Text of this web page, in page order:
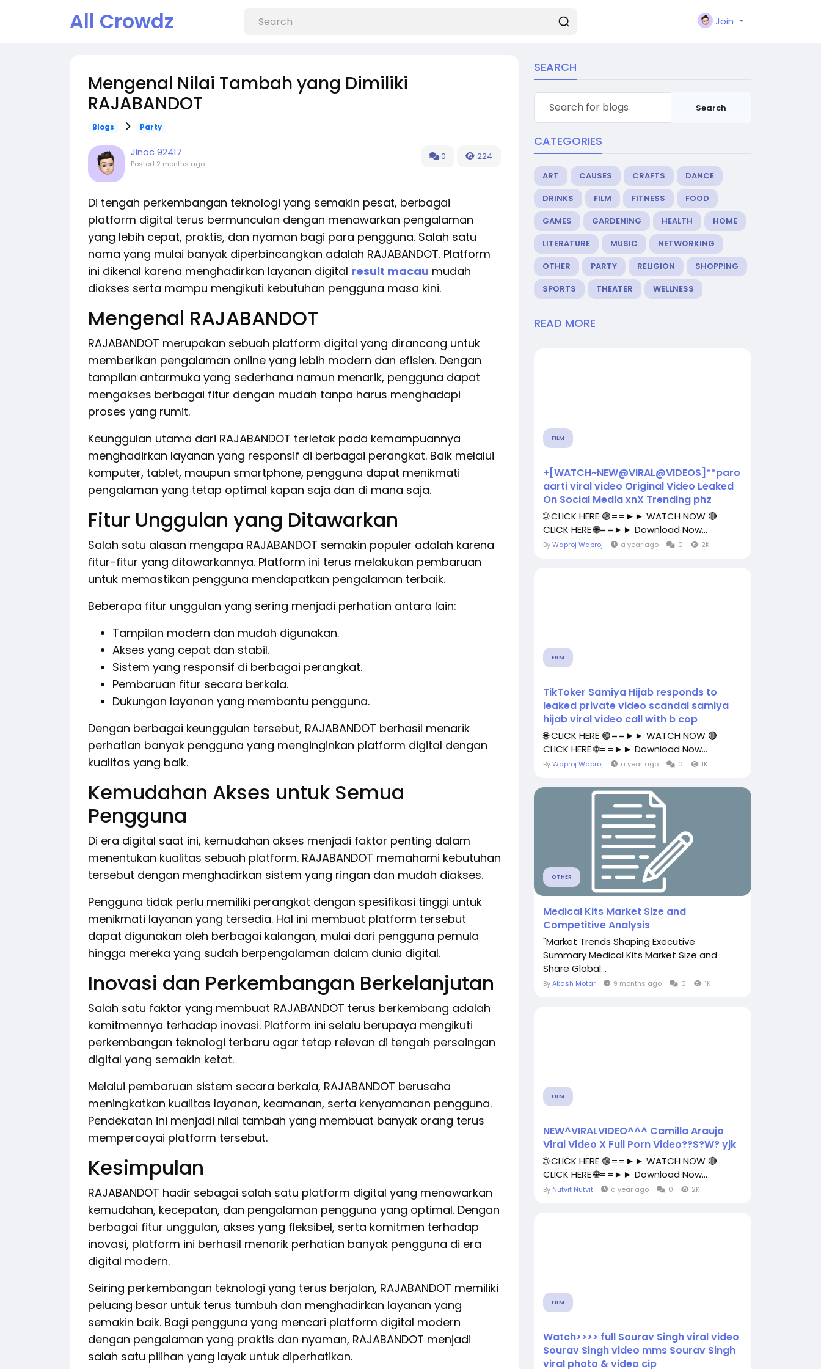
All Crowdz Join
Mengenal Nilai Tambah yang Dimiliki
RAJABANDOT
Blogs Party
Jinoc 92417
Posted 2 months ago
0 224
Di tengah perkembangan teknologi yang semakin pesat, berbagai
platform digital terus bermunculan dengan menawarkan pengalaman
yang lebih cepat, praktis, dan nyaman bagi para pengguna. Salah satu
nama yang mulai banyak diperbincangkan adalah RAJABANDOT. Platform
ini dikenal karena menghadirkan layanan digital result macau mudah
diakses serta mampu mengikuti kebutuhan pengguna masa kini.
Mengenal RAJABANDOT
RAJABANDOT merupakan sebuah platform digital yang dirancang untuk
memberikan pengalaman online yang lebih modern dan efisien. Dengan
tampilan antarmuka yang sederhana namun menarik, pengguna dapat
mengakses berbagai fitur dengan mudah tanpa harus menghadapi
proses yang rumit.
Keunggulan utama dari RAJABANDOT terletak pada kemampuannya
menghadirkan layanan yang responsif di berbagai perangkat. Baik melalui
komputer, tablet, maupun smartphone, pengguna dapat menikmati
pengalaman yang tetap optimal kapan saja dan di mana saja.
Fitur Unggulan yang Ditawarkan
Salah satu alasan mengapa RAJABANDOT semakin populer adalah karena
fitur-fitur yang ditawarkannya. Platform ini terus melakukan pembaruan
untuk memastikan pengguna mendapatkan pengalaman terbaik.
Beberapa fitur unggulan yang sering menjadi perhatian antara lain:
Tampilan modern dan mudah digunakan.
Akses yang cepat dan stabil.
Sistem yang responsif di berbagai perangkat.
Pembaruan fitur secara berkala.
Dukungan layanan yang membantu pengguna.
Dengan berbagai keunggulan tersebut, RAJABANDOT berhasil menarik
perhatian banyak pengguna yang menginginkan platform digital dengan
kualitas yang baik.
Kemudahan Akses untuk Semua
Pengguna
Di era digital saat ini, kemudahan akses menjadi faktor penting dalam
menentukan kualitas sebuah platform. RAJABANDOT memahami kebutuhan
tersebut dengan menghadirkan sistem yang ringan dan mudah diakses.
Pengguna tidak perlu memiliki perangkat dengan spesifikasi tinggi untuk
menikmati layanan yang tersedia. Hal ini membuat platform tersebut
dapat digunakan oleh berbagai kalangan, mulai dari pengguna pemula
hingga mereka yang sudah berpengalaman dalam dunia digital.
Inovasi dan Perkembangan Berkelanjutan
Salah satu faktor yang membuat RAJABANDOT terus berkembang adalah
komitmennya terhadap inovasi. Platform ini selalu berupaya mengikuti
perkembangan teknologi terbaru agar tetap relevan di tengah persaingan
digital yang semakin ketat.
Melalui pembaruan sistem secara berkala, RAJABANDOT berusaha
meningkatkan kualitas layanan, keamanan, serta kenyamanan pengguna.
Pendekatan ini menjadi nilai tambah yang membuat banyak orang terus
mempercayai platform tersebut.
Kesimpulan
RAJABANDOT hadir sebagai salah satu platform digital yang menawarkan
kemudahan, kecepatan, dan pengalaman pengguna yang optimal. Dengan
berbagai fitur unggulan, akses yang fleksibel, serta komitmen terhadap
inovasi, platform ini berhasil menarik perhatian banyak pengguna di era
digital modern.
Seiring perkembangan teknologi yang terus berjalan, RAJABANDOT memiliki
peluang besar untuk terus tumbuh dan menghadirkan layanan yang
semakin baik. Bagi pengguna yang mencari platform digital modern
dengan pengalaman yang praktis dan nyaman, RAJABANDOT menjadi
salah satu pilihan yang layak untuk diperhatikan.
SEARCH
Search
CATEGORIES
ART CAUSES CRAFTS
DANCE
DRINKS
FILM FITNESS
FOOD
GAMES
GARDENING HEALTH
HOME
LITERATURE
MUSIC
NETWORKING
OTHER
PARTY RELIGION
SHOPPING
SPORTS
THEATER WELLNESS
READ MORE
FILM
+[WATCH~NEW@VIRAL@VIDEOS]**paro
aarti viral video Original Video Leaked
On Social Media xnX Trending phz
🌐 CLICK HERE 🟢==►► WATCH NOW 🔴
CLICK HERE 🌐==►► Download Now...
ByWaproj Waproj a year ago 0 2K
FILM
TikToker Samiya Hijab responds to
leaked private video scandal samiya
hijab viral video call with b cop
🌐 CLICK HERE 🟢==►► WATCH NOW 🔴
CLICK HERE 🌐==►► Download Now...
ByWaproj Waproj a year ago 0 1K
OTHER
Medical Kits Market Size and
Competitive Analysis
"Market Trends Shaping Executive
Summary Medical Kits Market Size and
Share Global...
ByAkash Motar 9 months ago 0 1K
FILM
NEW^VIRALVIDEO^^^ Camilla Araujo
Viral Video X Full Porn Video??S?W? yjk
🌐 CLICK HERE 🟢==►► WATCH NOW 🔴
CLICK HERE 🌐==►► Download Now...
By Nutvit Nutvit a year ago 0 2K
FILM
Watch>>>> full Sourav Singh viral video
Sourav Singh video mms Sourav Singh
viral photo & video cip